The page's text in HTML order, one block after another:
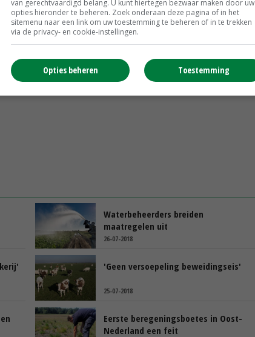
kader van de derogatie op de EU Nitraatrichtlijn te
Waterbeheerders breiden
maatregelen uit
26-07-2018
'Geen versoepeling beweidingseis'
25-07-2018
Eerste beregeningsboetes in Oost-
Nederland een feit
van gerechtvaardigd belang. U kunt hiertegen bezwaar maken door uw
opties hieronder te beheren. Zoek onderaan deze pagina of in het
sitemenu naar een link om uw toestemming te beheren of in te trekken
via de privacy- en cookie-instellingen.
Toestemming
Opties beheren